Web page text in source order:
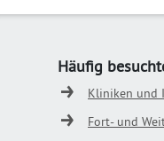
Häufig
Kliniken und
Fort- und